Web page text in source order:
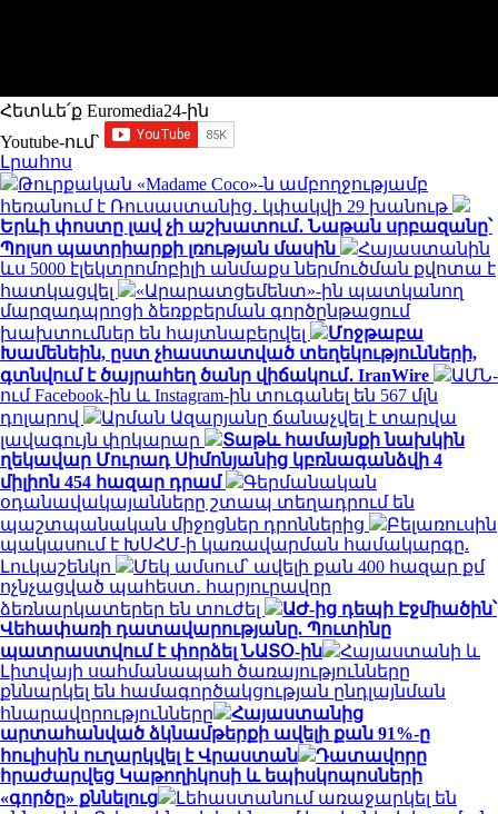
Հետևե՛ք Euromedia24-ին
Youtube-ում`
Լրահոս
Թուրքական «Madame Coco»-ն ամբողջությամբ
հեռանում է Ռուսաստանից․ կփակվի 29 խանութ
Երևի փոստը լավ չի աշխատում․ Նաթան սրբազանը՝
Պոլսո պատրիարքի լռության մասին
Հայաստանին
ևս 5000 էլեկտրոմոբիլի անմաքս ներմուծման քվոտա է
հատկացվել
«Արարատցեմենտ»-ին պատկանող
մարզադպրոցի ձեռքբերման գործընթացում
խախտումներ են հայտնաբերվել
Մոջթաբա
Խամենեին, ըստ չհաստատված տեղեկությունների,
գտնվում է ծայրահեղ ծանր վիճակում․ IranWire
ԱՄՆ-
ում Facebook-ին և Instagram-ին տուգանել են 567 մլն
դոլարով
Արման Ազարյանը ճանաչվել է տարվա
լավագույն փրկարար
Տաթև համայնքի նախկին
ղեկավար Մուրադ Սիմոնյանից կբռնագանձվի 4
միլիոն 454 հազար դրամ
Գերմանական
օդանավակայանները շտապ տեղադրում են
պաշտպանական միջոցներ դրոններից
Բելառուսին
պակասում է ԽՍՀՄ-ի կառավարման համակարգը.
Լուկաշենկո
Մեկ ամսում՝ ավելի քան 400 հազար քմ
ոչնչացված պահեստ․ հարյուրավոր
ձեռնարկատերեր են տուժել
ԱԺ-ից դեպի Էջմիածին՝
Վեհափառի դատավարությանը. Պուտինը
պատրաստվում է փորձել ՆԱՏՕ-ին
Հայաստանի և
Լիտվայի սահմանապահ ծառայությունները
քննարկել են համագործակցության ընդլայնման
հնարավորությունները
Հայաստանից
արտահանված ձկնամթերքի ավելի քան 91%-ը
հուլիսին ուղարկվել է Վրաստան
Դատավորը
հրաժարվեց Կաթողիկոսի և եպիսկոպոսների
«գործը» քննելուց
Լեհաստանում առաջարկել են